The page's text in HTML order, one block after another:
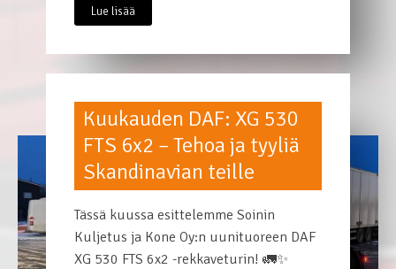
Lue lisää
Kuukauden DAF: XG 530
FTS 6x2 – Tehoa ja tyyliä
Skandinavian teille
Tässä kuussa esittelemme Soinin
Kuljetus ja Kone Oy:n uunituoreen DAF
XG 530 FTS 6x2 -rekkaveturin! 🚛✨